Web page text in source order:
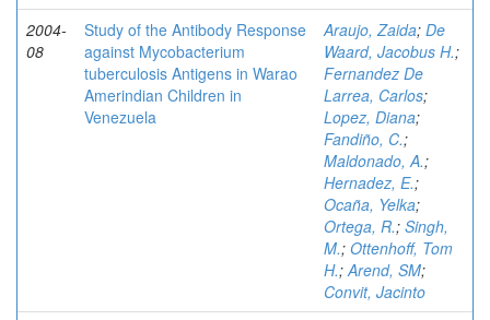
2004-
08
Study of the Antibody Response
against Mycobacterium
tuberculosis Antigens in Warao
Amerindian Children in
Venezuela
Araujo, Zaida; De
Waard, Jacobus H.;
Fernandez De
Larrea, Carlos;
Lopez, Diana;
Fandiño, C.;
Maldonado, A.;
Hernadez, E.;
Ocaña, Yelka;
Ortega, R.; Singh,
M.; Ottenhoff, Tom
H.;Arend, SM;
Convit, Jacinto